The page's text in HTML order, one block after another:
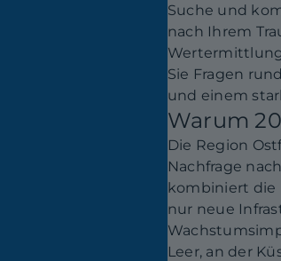
Suche und
nach Ihrem
Sie Fragen
und einem
Warum
Die Region
Nachfrage
kombiniert die
nur neue
Leer, an der